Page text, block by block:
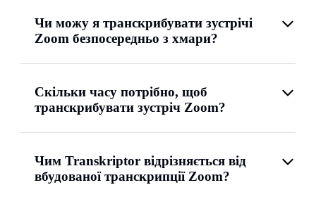
Чи можу я транскрибувати зустрічі
Zoom безпосередньо з хмари?
Скільки часу потрібно, щоб
транскрибувати зустріч Zoom?
Чим Transkriptor відрізняється від
вбудованої транскрипції Zoom?